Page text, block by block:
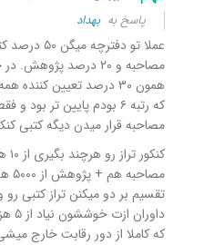
پاسخ بهبهداد
مصاحبه و ۲۰ درصد
مصاحبه قرار میدن دیگه کتبی
تقسیم بر دو میکنن تراز کتبی رو
که کاملا از دور رقابت خارج